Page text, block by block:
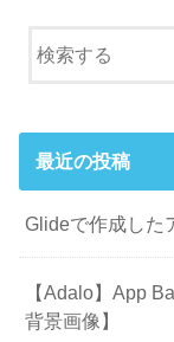
最近の投稿
Glideで作成した
【Adalo】App
背景画像】